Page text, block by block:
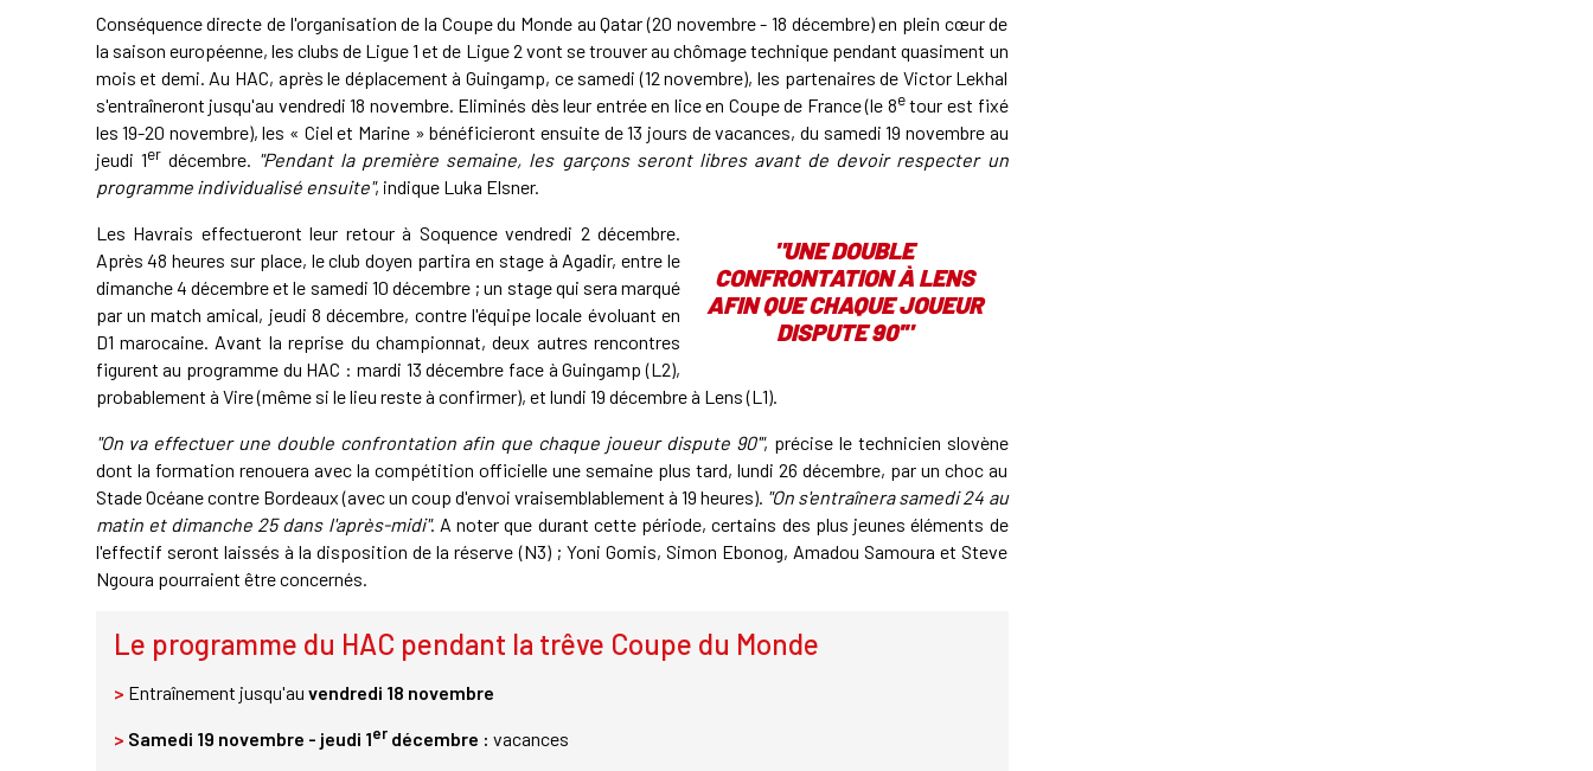
Conséquence directe de l'organisation de la Coupe du Monde au Qatar (20 novembre - 18 décembre) en plein cœur de
la saison européenne, les clubs de Ligue 1 et de Ligue 2 vont se trouver au chômage technique pendant quasiment un
mois et demi. Au HAC, après le déplacement à Guingamp, ce samedi (12 novembre), les partenaires de Victor Lekhal
s'entraîneront jusqu'au vendredi 18 novembre. Eliminés dès leur entrée en lice en Coupe de France (le 8etour est fixé
les 19-20 novembre), les « Ciel et Marine » bénéficieront ensuite de 13 jours de vacances, du samedi 19 novembre au
jeudi 1erdécembre. "Pendant la première semaine, les garçons seront libres avant de devoir respecter un
programme individualisé ensuite", indique Luka Elsner.
"UNE DOUBLE
CONFRONTATION À LENS
AFIN QUE CHAQUE JOUEUR
DISPUTE 90'"
Les Havrais effectueront leur retour à Soquence vendredi 2 décembre.
Après 48 heures sur place, le club doyen partira en stage à Agadir, entre le
dimanche 4 décembre et le samedi 10 décembre ; un stage qui sera marqué
par un match amical, jeudi 8 décembre, contre l'équipe locale évoluant en
D1 marocaine. Avant la reprise du championnat, deux autres rencontres
figurent au programme du HAC : mardi 13 décembre face à Guingamp (L2),
probablement à Vire (même si le lieu reste à confirmer), et lundi 19 décembre à Lens (L1).
"On va effectuer une double confrontation afin que chaque joueur dispute 90'", précise le technicien slovène
dont la formation renouera avec la compétition officielle une semaine plus tard, lundi 26 décembre, par un choc au
Stade Océane contre Bordeaux (avec un coup d'envoi vraisemblablement à 19 heures). "On s'entraînera samedi 24 au
matin et dimanche 25 dans l'après-midi". A noter que durant cette période, certains des plus jeunes éléments de
l'effectif seront laissés à la disposition de la réserve (N3) ; Yoni Gomis, Simon Ebonog, Amadou Samoura et Steve
Ngoura pourraient être concernés.
Le programme du HAC pendant la trêve Coupe du Monde
> Entraînement jusqu'au vendredi 18 novembre
> Samedi 19 novembre - jeudi 1erdécembre : vacances